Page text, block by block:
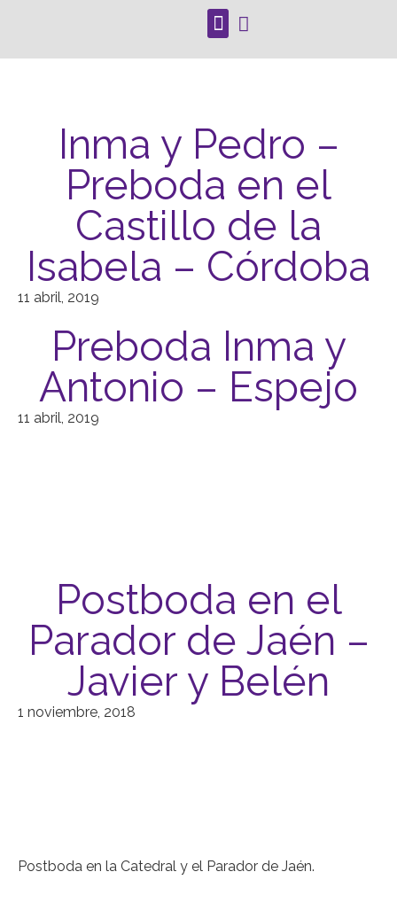
Inma y Pedro –
Preboda en el
Castillo de la
Isabela – Córdoba
11 abril, 2019
Preboda Inma y
Antonio – Espejo
11 abril, 2019
Postboda en el
Parador de Jaén –
Javier y Belén
1 noviembre, 2018
Postboda en la Catedral y el Parador de Jaén.